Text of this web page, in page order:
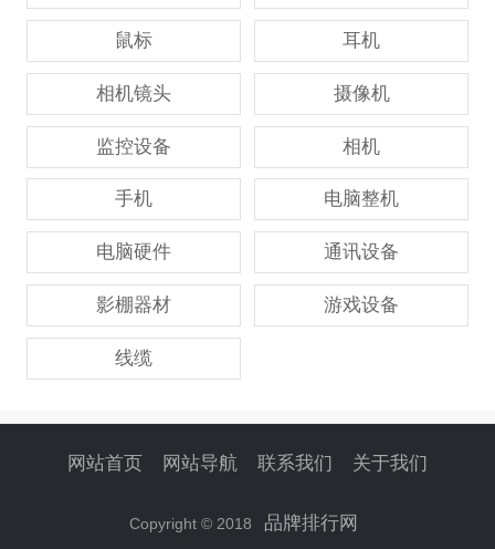
鼠标 耳机
相机镜头 摄像机
监控设备 相机
手机 电脑整机
电脑硬件 通讯设备
影棚器材 游戏设备
线缆
网站首页 网站导航 联系我们 关于我们
Copyright © 2018 品牌排行网